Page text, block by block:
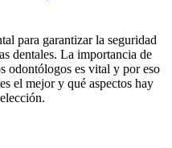
para garantizar la seguridad
dentales. La importancia de
odontólogos es vital y por eso
el mejor y qué aspectos hay